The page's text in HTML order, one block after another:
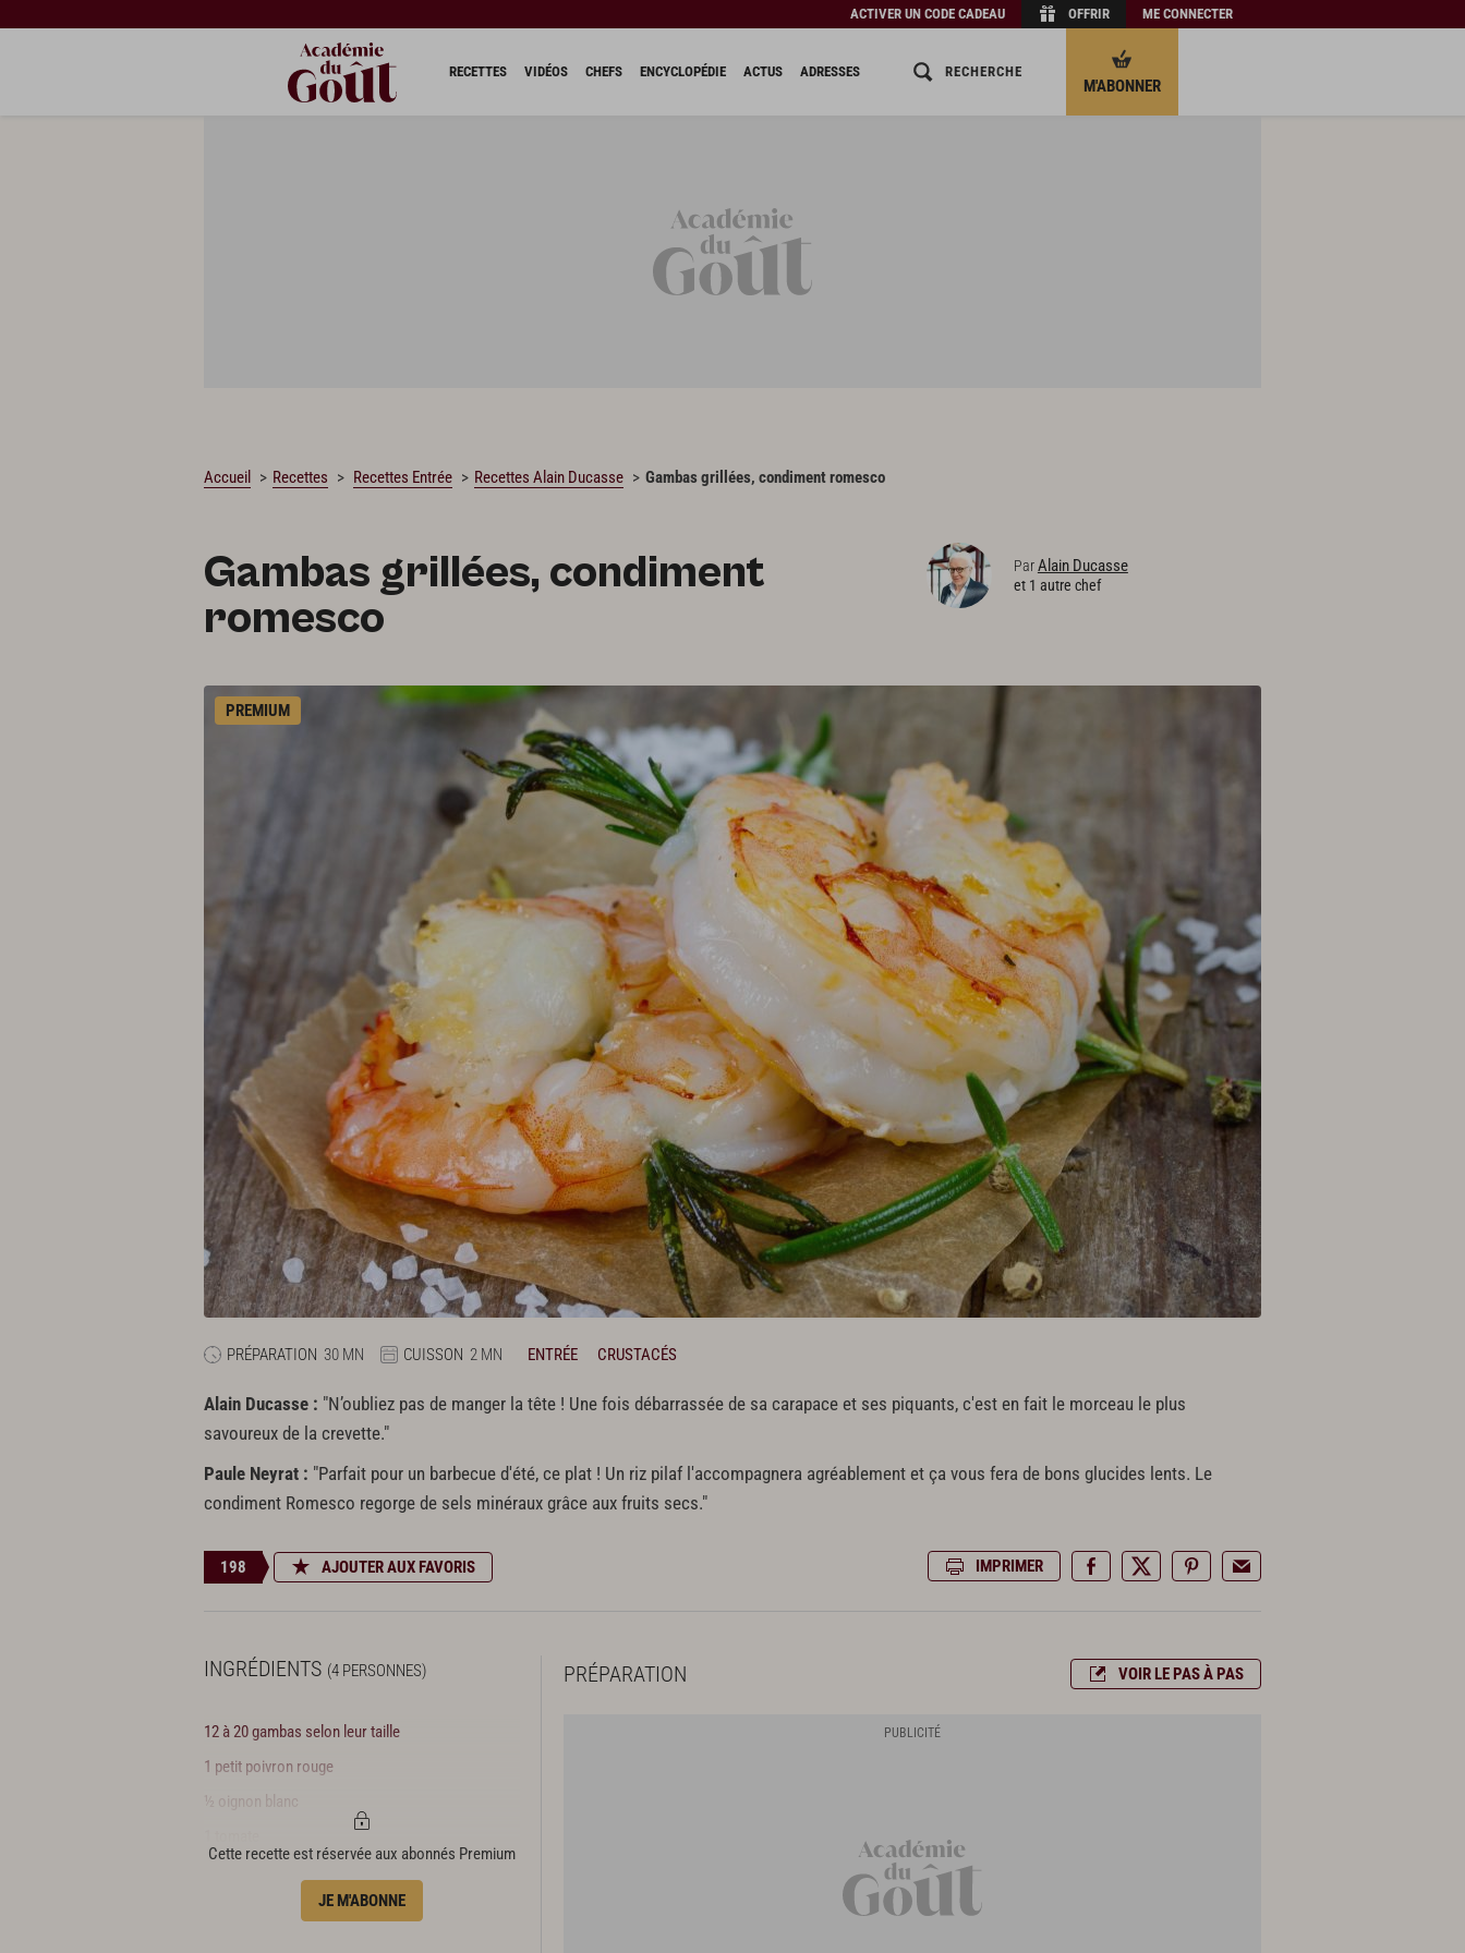
ACTIVER UN CODE CADEAU OFFRIR ME CONNECTER
RECETTES VIDÉOS CHEFS ENCYCLOPÉDIE ACTUS ADRESSES RECHERCHE
M'ABONNER
Accueil Recettes Recettes Entrée Recettes Alain Ducasse Gambas grillées, condiment romesco
Gambas grillées, condiment
romesco
ParAlain Ducasse
et 1 autre chef
PREMIUM
PRÉPARATION 30 MN CUISSON 2 MN ENTRÉE CRUSTACÉS
Alain Ducasse : "N’oubliez pas de manger la tête ! Une fois débarrassée de sa carapace et ses piquants, c'est en fait le morceau le plus
savoureux de la crevette."
Paule Neyrat : "Parfait pour un barbecue d'été, ce plat ! Un riz pilaf l'accompagnera agréablement et ça vous fera de bons glucides lents. Le
condiment Romesco regorge de sels minéraux grâce aux fruits secs."
198 AJOUTER AUX FAVORIS IMPRIMER
INGRÉDIENTS (4 PERSONNES)
12 à 20 gambas selon leur taille
1 petit poivron rouge
½ oignon blanc
1 tranche de pain rassis
Cette recette est réservée aux abonnés Premium
JE M'ABONNE
PRÉPARATION VOIR LE PAS À PAS
CHARGEMENT…